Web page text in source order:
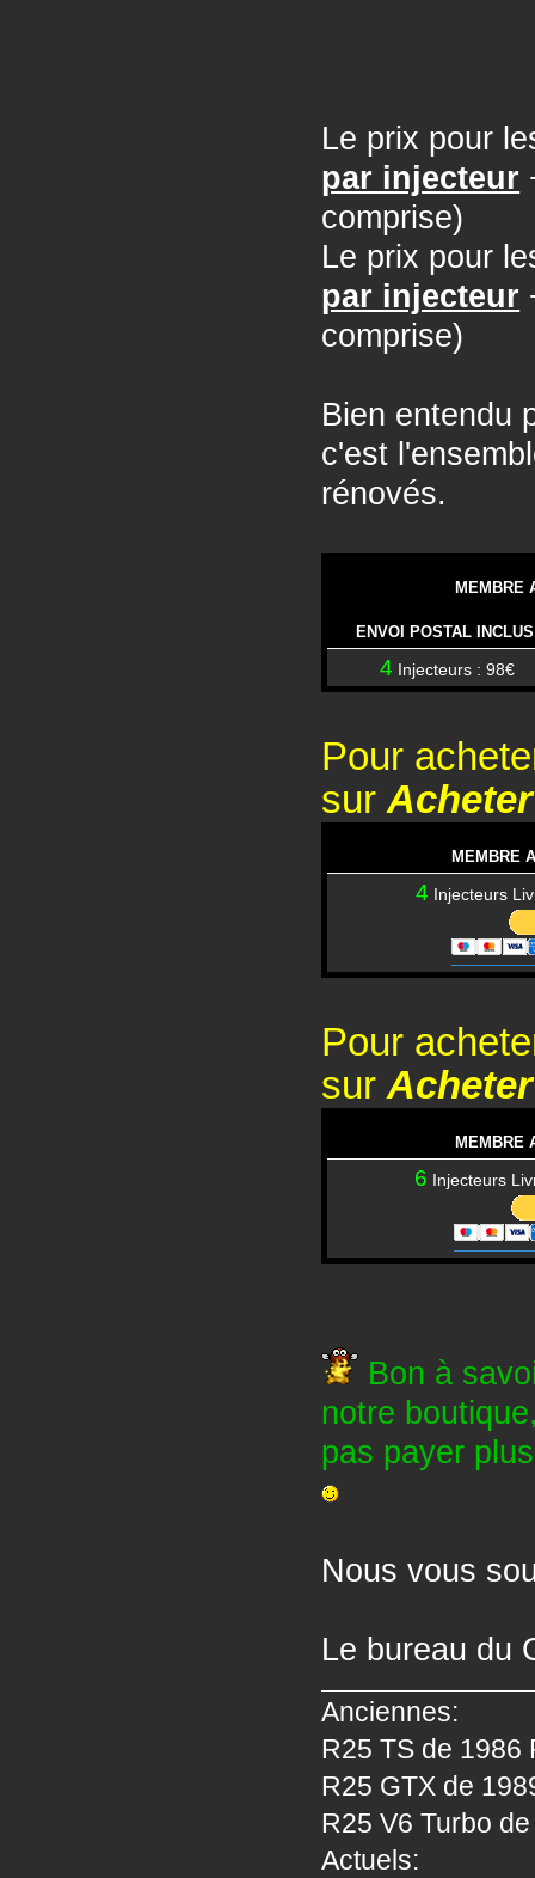
Le prix pour
par injecteur
comprise)
Le prix pour
par injecteur
comprise)
Bien entendu
c'est
rénovés.
MEMBRE
ENVOI POSTAL
4 Injecteurs : 98€
Pour
surAcheter
MEMBRE
4 Injecteurs
Pour
surAcheter
MEMBRE
6 Injecteurs
Bon à
notre
pas payer
Nous vous
Le bureau du
Anciennes:
R25 TS de 1986
R25 GTX de
R25 V6 Turbo
Actuels: